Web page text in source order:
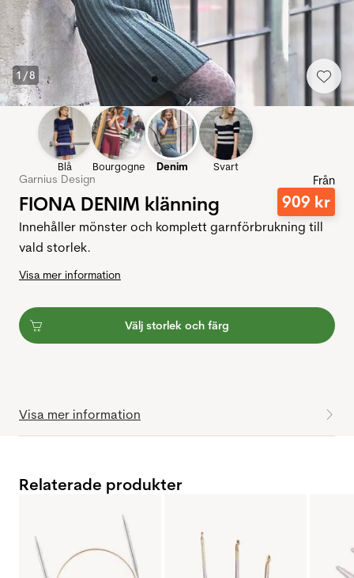
1 /8
Blå Bourgogne Denim Svart
Garnius Design
FIONA DENIM klänning
Från
909 kr
Innehåller mönster och komplett garnförbrukning till
vald storlek.
Visa mer information
Välj storlek och färg
Visa mer information
Relaterade produkter